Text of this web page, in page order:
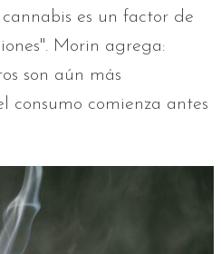
es un factor de
Morin agrega:
son aún más
consumo comienza antes